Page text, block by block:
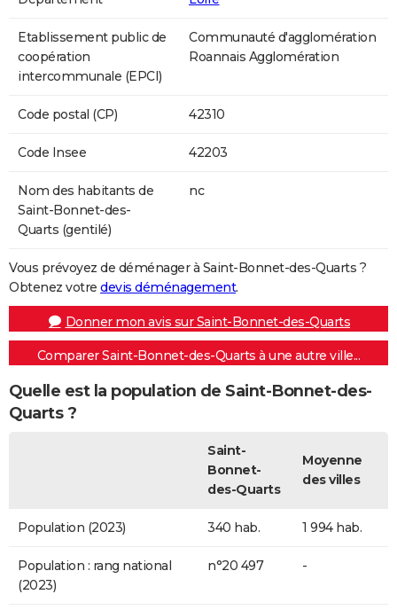
Etablissement public de
coopération
intercommunale (EPCI)
Communauté d'agglomération
Roannais Agglomération
Code postal (CP) 42310
Code Insee 42203
Nom des habitants de
Saint-Bonnet-des-
Quarts (gentilé)
nc
Vous prévoyez de déménager à Saint-Bonnet-des-Quarts ?
Obtenez votre devis déménagement.
Donner mon avis sur Saint-Bonnet-des-Quarts
Comparer Saint-Bonnet-des-Quarts à une autre ville...
Quelle est la population de Saint-Bonnet-des-
Quarts ?
Saint-
Bonnet-
des-Quarts
Moyenne
des villes
Population (2023) 340 hab. 1 994 hab.
Population : rang national
(2023)
n°20 497 -